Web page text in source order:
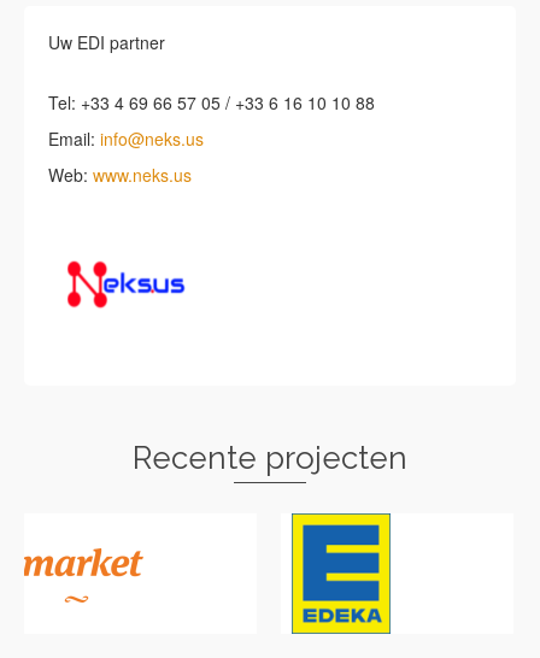
Uw EDI partner
Tel: +33 4 69 66 57 05 / +33 6 16 10 10 88
Email: info@neks.us
Web: www.neks.us
Recente projecten